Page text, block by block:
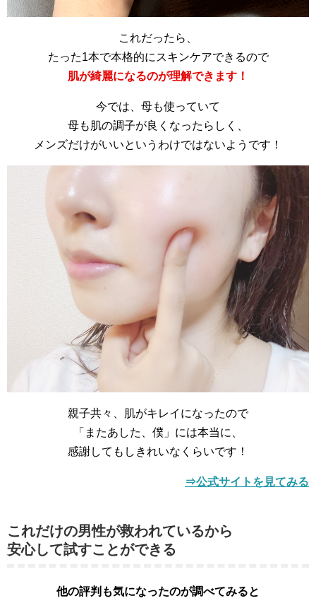
これだったら、
たった1本で本格的にスキンケアできるので
肌が綺麗になるのが理解できます！
今では、母も使っていて
母も肌の調子が良くなったらしく、
メンズだけがいいというわけではないようです！
親子共々、肌がキレイになったので
「またあした、僕」には本当に、
感謝してもしきれいなくらいです！
⇒公式サイトを見てみる
これだけの男性が救われているから
安心して試すことができる
他の評判も気になったのが調べてみると